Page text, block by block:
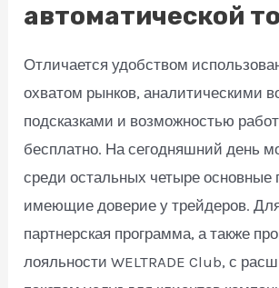
автоматической
Отличается удобством
охватом рынков, аналитическими
подсказками и возможностью
бесплатно. На сегодняшний день
среди остальных четыре
имеющие доверие у трейдеров.
партнерская программа, а также
лояльности WELTRADE Club, с